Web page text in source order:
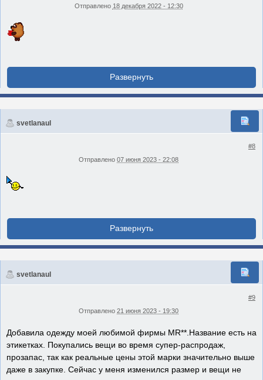
Отправлено 18 декабря 2022 - 12:30
svetlanaul
#8
Отправлено 07 июня 2023 - 22:08
svetlanaul
#9
Отправлено 21 июня 2023 - 19:30
Добавила одежду моей любимой фирмы MR**.Название есть на
этикетках. Покупались вещи во время супер-распродаж,
прозапас, так как реальные цены этой марки значительно выше
даже в закупке. Сейчас у меня изменился размер и вещи не